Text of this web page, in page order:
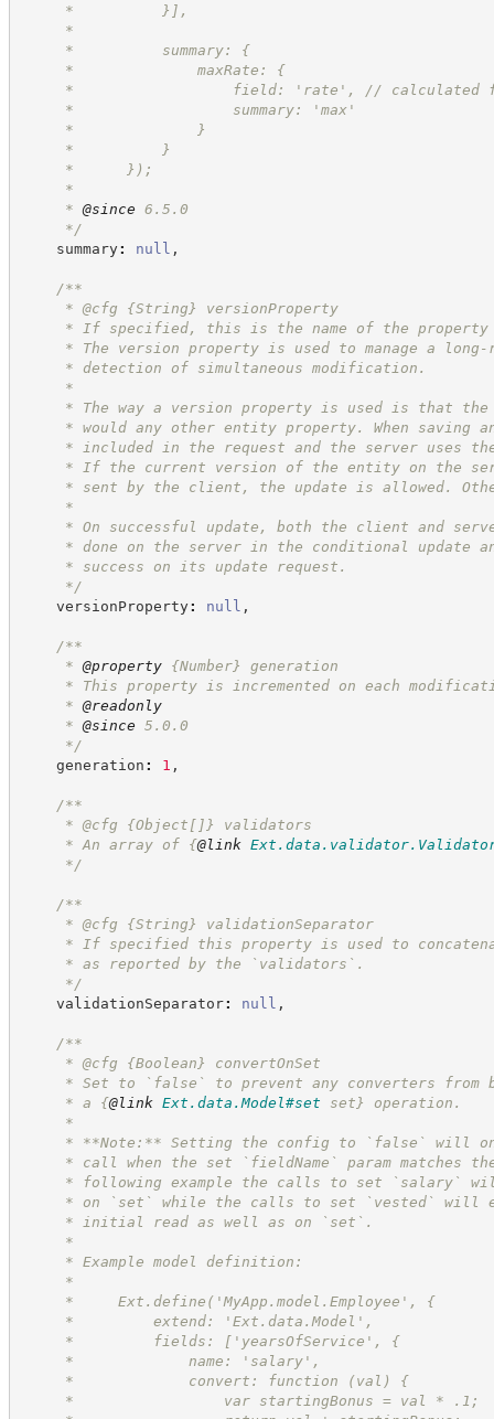
*          }],
*
*          summary: {
*              maxRate: {
*                  field: 'rate', // calculated
*                  summary: 'max'
*              }
*          }
*      });
*
* @since 6.5.0
*/
summary: null ,
/**
* @cfg {String}
versionProperty
* If specified, this is the name of the property
* The version property is used to manage a long-
* detection of simultaneous modification.
*
* The way a version property is used is that
* would any other entity property. When saving
* included in the request and the server uses
* If the current version of the entity on the
* sent by the client, the update is allowed.
*
* On successful update, both the client and
* done on the server in the conditional update
* success on its update request.
*/
versionProperty: null ,
/**
* @property {Number}
generation
* This property is incremented on each
* @readonly
* @since 5.0.0
*/
generation : 1 ,
/**
* @cfg {Object[]}
validators
* An array of {@link
*/
/**
* @cfg {String}
validationSeparator
* If specified this property is used to
* as reported by the `validators`.
*/
validationSeparator: null ,
/**
* @cfg {Boolean}
convertOnSet
* Set to `false` to prevent any converters from
* a {@link Ext.data.Model#set set} operation.
*
* **Note:** Setting the config to `false` will
* call when the set `fieldName` param matches
* following example the calls to set `salary` will
* on `set` while the calls to set `vested` will
* initial read as well as on `set`.
*
* Example model definition:
*
*     Ext.define('MyApp.model.Employee', {
*         extend: 'Ext.data.Model',
*         fields: ['yearsOfService', {
*             name: 'salary',
*             convert: function (val) {
*                 var startingBonus = val * .1;